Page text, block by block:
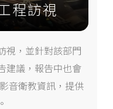
程訪視
視，並針對該部門
建議，報告中也會
音衛教資訊，提供